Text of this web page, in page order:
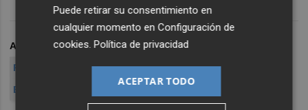
ARCHIVADO EN LICITAN VIGILANCIA
RTVV
PRORROGABLE LOCALES
EQUIPOS
Puede retirar su consentimiento en
cualquier momento enConfiguración de
cookies .Política de privacidad
ACEPTAR TODO